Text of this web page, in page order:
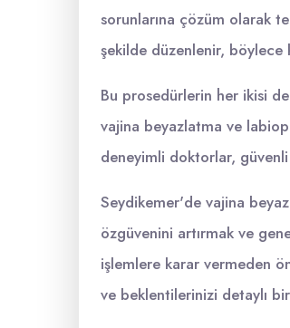
sorunlarına çözüm olarak
şekilde düzenlenir, böylece
Bu prosedürlerin her ikisi
vajina beyazlatma ve
deneyimli doktorlar,
Seydikemer'de vajina
özgüvenini artırmak ve
işlemlere karar vermeden
ve beklentilerinizi detaylı bir